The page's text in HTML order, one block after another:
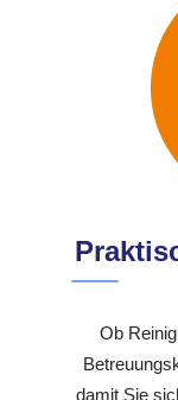
Ob
damit Sie